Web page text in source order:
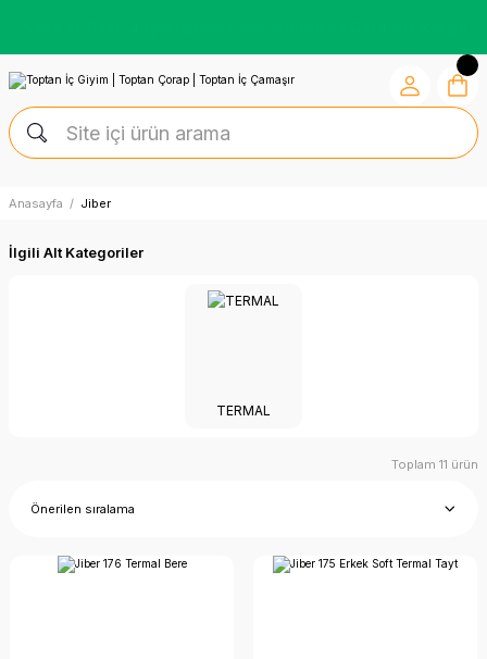
Anasayfa Jiber
İlgili Alt Kategoriler
TERMAL
Toplam 11 ürün